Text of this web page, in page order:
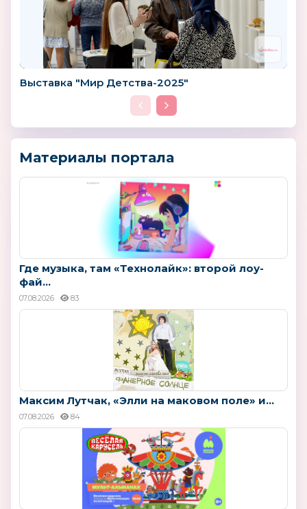
Выставка "Мир Детства-2025"
Материалы портала
Где музыка, там «Технолайк»: второй лоу-
фай...
07.08.2026 83
Максим Лутчак, «Элли на маковом поле» и...
07.08.2026 84